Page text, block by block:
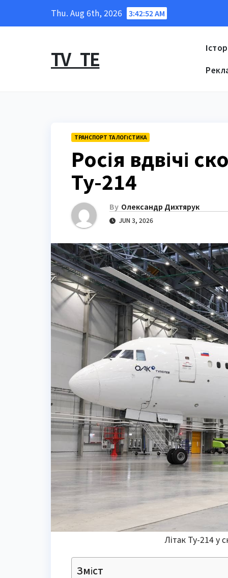
Thu. Aug 6th, 2026 3:42:53 AM
TV_TE
ТРАНСПОРТ ТА ЛОГІСТИКА
Росія вдвічі
Ту-214
By Олександр Дихтярук
JUN 3, 2026
Літак Ту-214 у
Зміст